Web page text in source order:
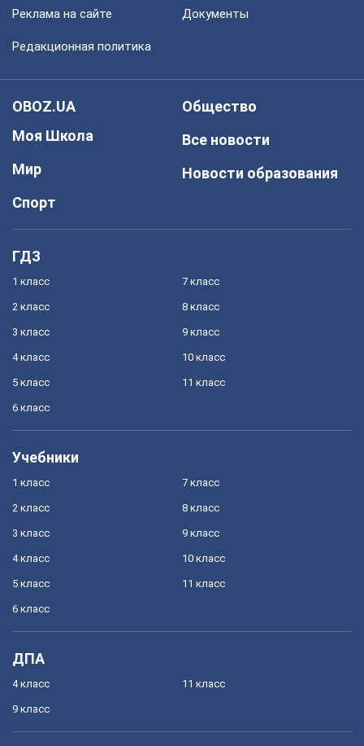
Реклама на сайте Документы
Редакционная политика
OBOZ.UA
Моя Школа
Мир
Спорт
Общество
Все новости
Новости образования
ГДЗ
1 класс
2 класс
3 класс
4 класс
5 класс
6 класс
7 класс
8 класс
9 класс
10 класс
11 класс
Учебники
1 класс
2 класс
3 класс
4 класс
5 класс
6 класс
7 класс
8 класс
9 класс
10 класс
11 класс
ДПА
4 класс
9 класс
11 класс